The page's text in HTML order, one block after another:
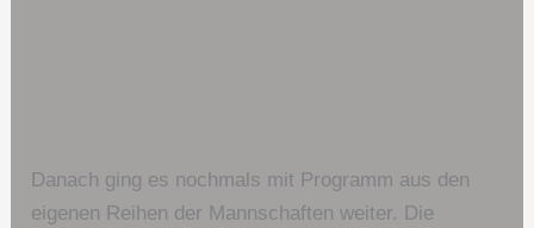
Danach ging es nochmals mit Programm aus den
eigenen Reihen der Mannschaften weiter. Die